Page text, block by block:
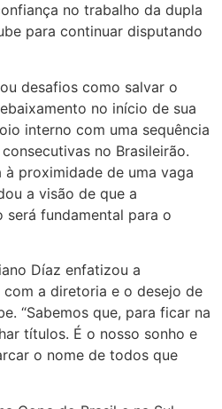
no trabalho da dupla
para continuar disputando
desafios como salvar o
no início de sua
interno com uma sequência
no Brasileirão.
à proximidade de uma vaga
a visão de que a
fundamental para o
Díaz enfatizou a
a diretoria e o desejo de
“Sabemos que, para ficar na
títulos. É o nosso sonho e
o nome de todos que